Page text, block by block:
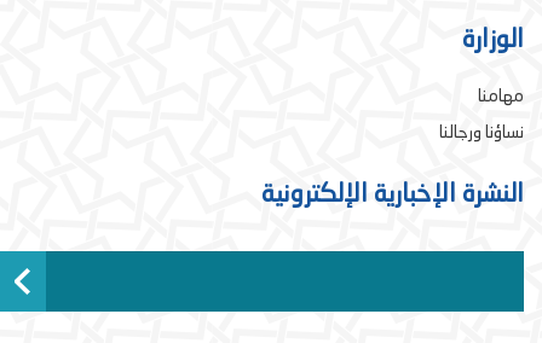
الوزارة
مهامنا
نساؤنا ورجالنا
النشرة الإخبارية الإلكترونية